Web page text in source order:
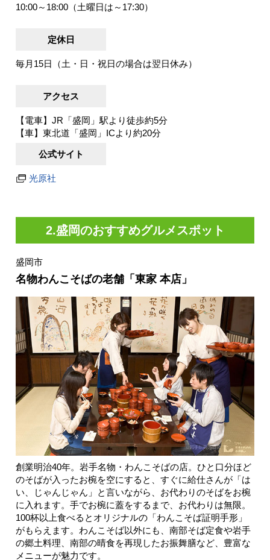
10:00～18:00（土曜日は～17:30）
定休日
毎月15日（土・日・祝日の場合は翌日休み）
アクセス
【電車】JR「盛岡」駅より徒歩約5分
【車】東北道「盛岡」ICより約20分
公式サイト
光原社
2.盛岡のおすすめグルメスポット
盛岡市
名物わんこそばの老舗「東家 本店」
創業明治40年。岩手名物・わんこそばの店。ひと口分ほど
のそばが入ったお椀を空にすると、すぐに給仕さんが「は
い、じゃんじゃん」と言いながら、お代わりのそばをお椀
に入れます。手でお椀に蓋をするまで、お代わりは無限。
100杯以上食べるとオリジナルの「わんこそば証明手形」
がもらえます。わんこそば以外にも、南部そば定食や岩手
の郷土料理、南部の晴食を再現したお振舞膳など、豊富な
メニューが魅力です。